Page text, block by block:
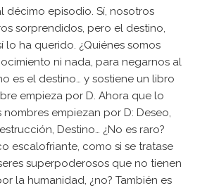
décimo episodio. Sí, nosotros
sorprendidos, pero el destino,
lo ha querido. ¿Quiénes somos
ni nada, para negarnos al
es el destino… y sostiene un libro
empieza por D. Ahora que lo
empiezan por D: Deseo,
Destino… ¿No es raro?
escalofriante, como si se tratase
superpoderosos que no tienen
la humanidad, ¿no? También es